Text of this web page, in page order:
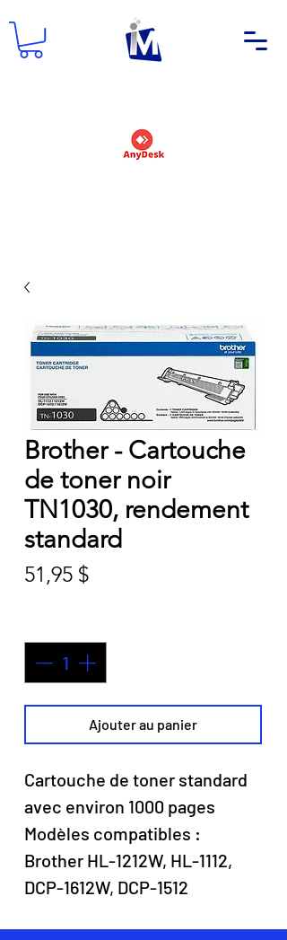
Brother - Cartouche
de toner noir
TN1030, rendement
standard
51,95 $Prix
Ajouter au panier
Cartouche de toner standard
avec environ 1000 pages
Modèles compatibles :
Brother HL-1212W, HL-1112,
DCP-1612W, DCP-1512